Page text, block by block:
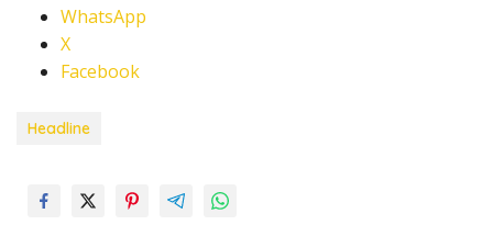
WhatsApp
X
Facebook
Headline